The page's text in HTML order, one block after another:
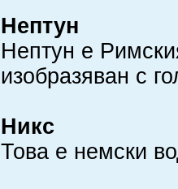
Нептун
Нептун е
изобразяван с
Никс
Това е немски